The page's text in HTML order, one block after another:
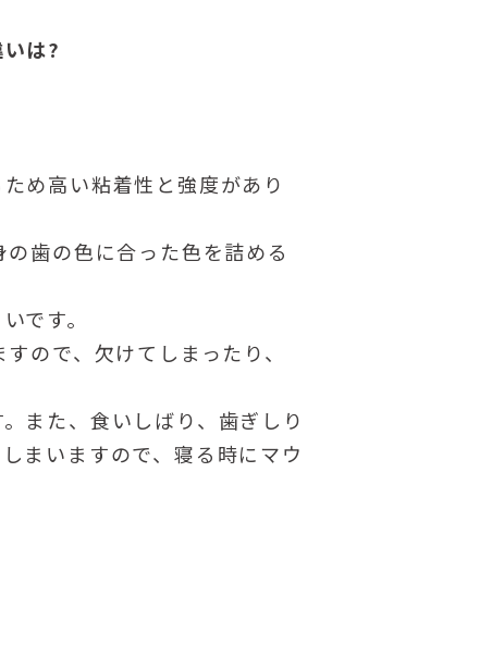
は?
め高い粘着性と強度があり
歯の色に合った色を詰める
です。
ので、欠けてしまったり、
また、食いしばり、歯ぎしり
まいますので、寝る時にマウ